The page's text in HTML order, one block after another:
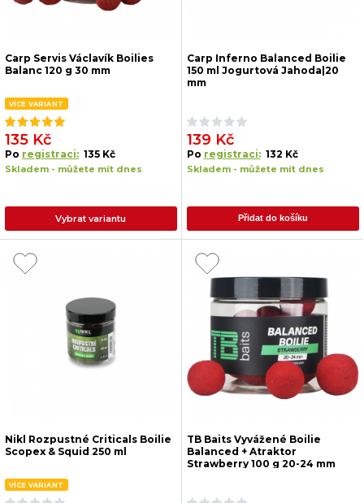
Carp Servis Václavík Boilies
Balanc 120 g 30 mm
VÍCE VARIANT
135 Kč
Po registraci: 135 Kč
Skladem - můžete mít dnes
Vybrat variantu
Carp Inferno Balanced Boilie
150 ml Jogurtová Jahoda|20
mm
139 Kč
Po registraci: 132 Kč
Skladem - můžete mít dnes
Přidat do košíku
Nikl Rozpustné Criticals Boilie
Scopex & Squid 250 ml
VÍCE VARIANT
TB Baits Vyvážené Boilie
Balanced + Atraktor
Strawberry 100 g 20-24 mm